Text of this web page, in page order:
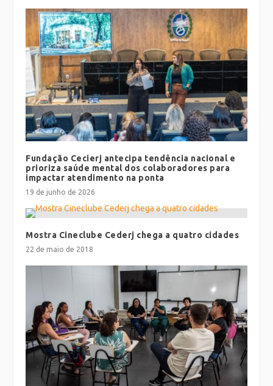
Fundação Cecierj antecipa tendência nacional e
prioriza saúde mental dos colaboradores para
impactar atendimento na ponta
19 de junho de 2026
Mostra Cineclube Cederj chega a quatro cidades
22 de maio de 2018